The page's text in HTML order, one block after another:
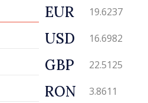
EUR 19.6237
USD 16.6982
GBP 22.5125
RON 3.8611